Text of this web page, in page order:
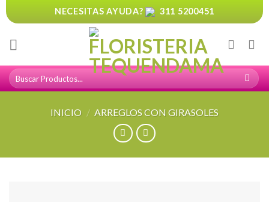
to
content
NECESITAS AYUDA? 311 5200451
Buscar
por:
INICIO / ARREGLOS CON GIRASOLES